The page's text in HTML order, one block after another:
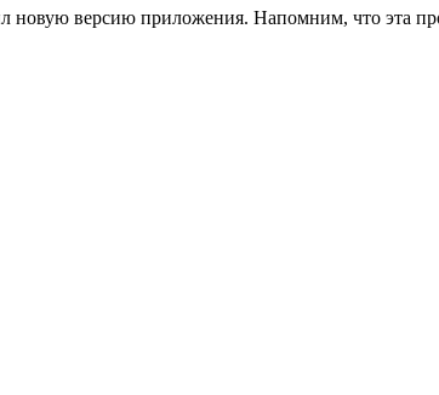
новую версию приложения. Напомним, что эта